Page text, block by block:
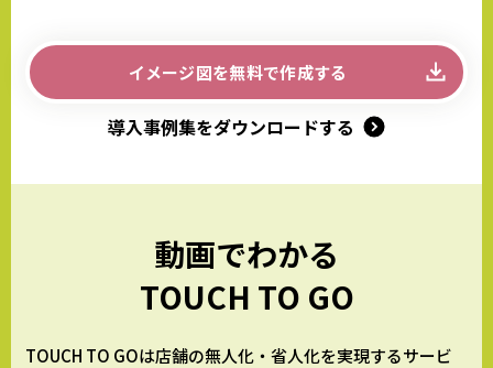
イメージ図を無料で作成する
導入事例集をダウンロードする
動画でわかる
TOUCH TO GO
TOUCH TO GOは店舗の無人化・省人化を実現するサービ